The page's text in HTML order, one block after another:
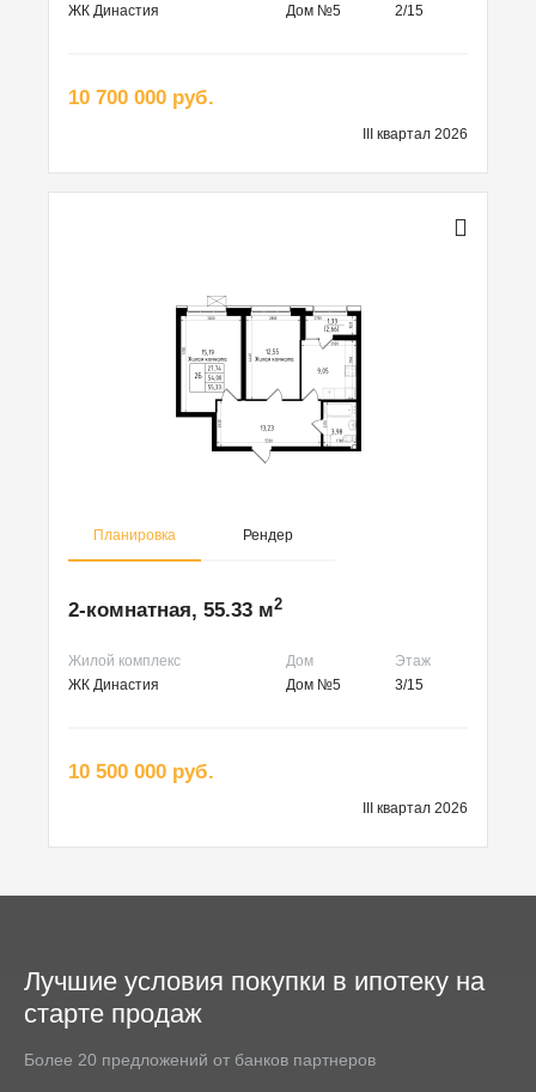
ЖК Династия
Дом №5 2/15
10 700 000 руб.
III квартал 2026
Планировка Рендер
2-комнатная, 55.33 м2
Жилой комплекс Дом
Этаж
ЖК Династия
Дом №5 3/15
10 500 000 руб.
III квартал 2026
Лучшие условия покупки в ипотеку на
старте продаж
Более 20 предложений от банков партнеров